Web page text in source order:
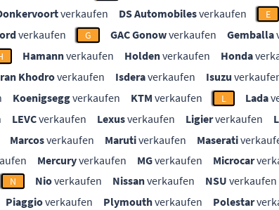
verkaufen DS Automobilesverkaufen E
verkaufen G GAC Gonowverkaufen Gemballa
Hamannverkaufen Holdenverkaufen Honda
Khodroverkaufen Isderaverkaufen Isuzu
Koenigseggverkaufen KTM verkaufen L Lada
LEVCverkaufen Lexusverkaufen Ligierverkaufen
Marcosverkaufen Marutiverkaufen Maserati
Mercuryverkaufen MGverkaufen Microcar
N Nioverkaufen Nissanverkaufen NSU verkaufen
Piaggioverkaufen Plymouthverkaufen Polestar